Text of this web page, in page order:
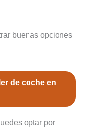
buenas opciones
de coche en
optar por